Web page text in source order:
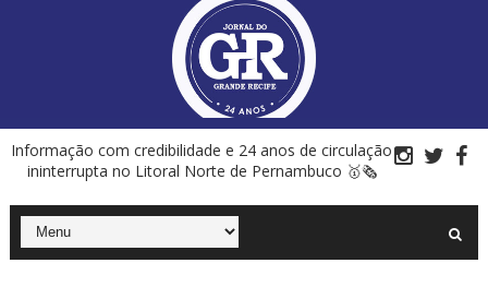
Informação com credibilidade e 24 anos de circulação
ininterrupta no Litoral Norte de Pernambuco 🥇🗞